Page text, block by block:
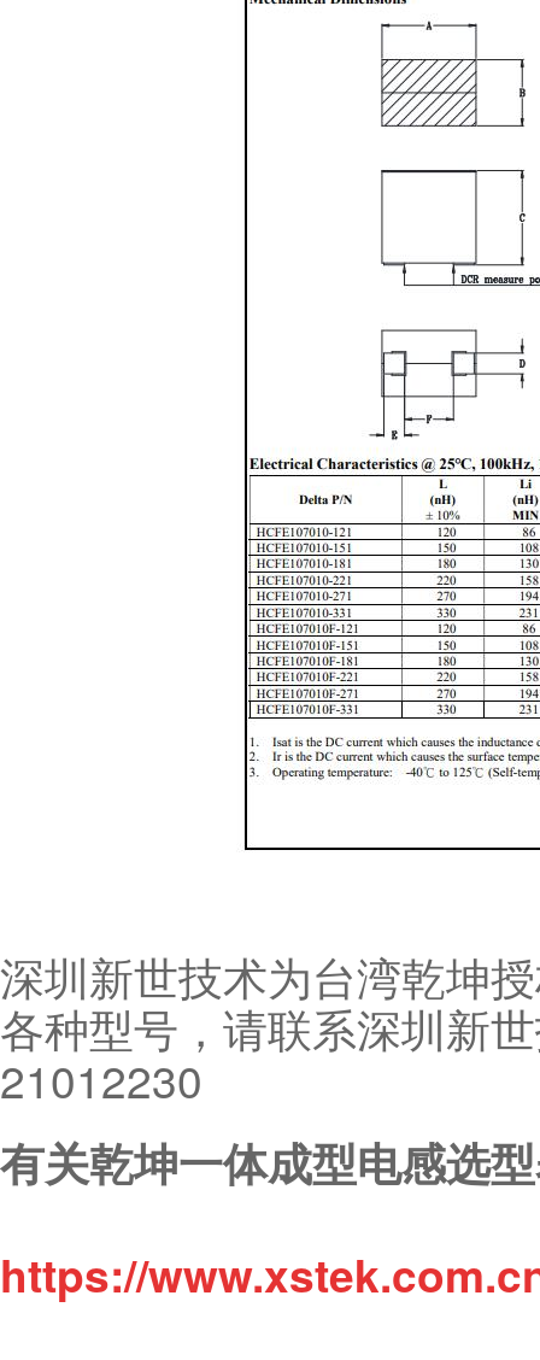
深圳新世技术为台湾乾坤
各种型号，请联系深圳新
21012230
有关乾坤一体成型电感选
https://